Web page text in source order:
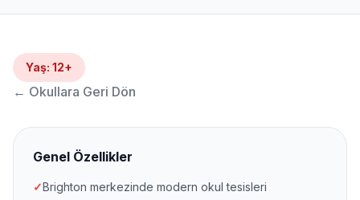
Yaş: 12+
← Okullara Geri Dön
Genel Özellikler
✓Brighton merkezinde modern okul tesisleri